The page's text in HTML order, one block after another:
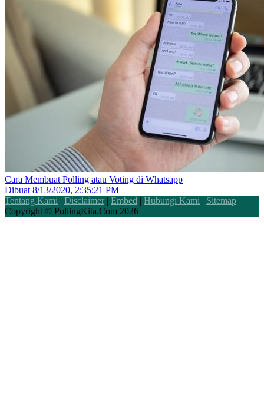
Cara Membuat Polling atau Voting di Whatsapp
Dibuat 8/13/2020, 2:35:21 PM
Tentang Kami | Disclaimer | Embed | Hubungi Kami | Sitemap
Copyright © PollingKita.Com 2026